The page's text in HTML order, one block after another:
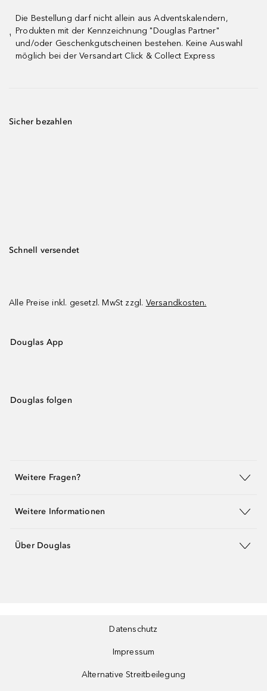
¹
Die Bestellung darf nicht allein aus Adventskalendern,
Produkten mit der Kennzeichnung "Douglas Partner"
und/oder Geschenkgutscheinen bestehen. Keine Auswahl
möglich bei der Versandart Click & Collect Express
Sicher bezahlen
Schnell versendet
Alle Preise inkl. gesetzl. MwSt zzgl. Versandkosten.
Douglas App
Douglas folgen
Weitere Fragen?
Weitere Informationen
Über Douglas
Datenschutz
Impressum
Alternative Streitbeilegung